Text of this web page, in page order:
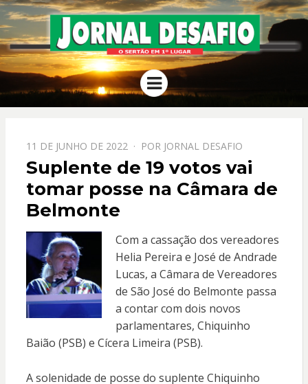
JORNAL
DESAFIO
O Sertão em 1º Lugar
Menu
PPOSTADO
EM
11 DE JUNHO DE 2022 POR JORNAL DESAFIO
Suplente de 19 votos vai
tomar posse na Câmara de
Belmonte
Com a cassação dos vereadores
Helia Pereira e José de Andrade
Lucas, a Câmara de Vereadores
de São José do Belmonte passa
a contar com dois novos
parlamentares, Chiquinho
Baião (PSB) e Cícera Limeira (PSB).
A solenidade de posse do suplente Chiquinho